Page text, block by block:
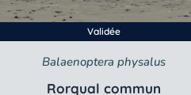
Validée
Balaenoptera physalus
Rorqual commun